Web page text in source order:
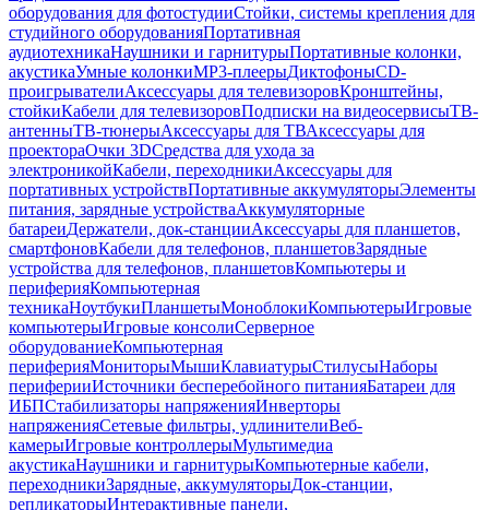
оборудования для фотостудииСтойки, системы крепления для
студийного оборудованияПортативная
аудиотехникаНаушники и гарнитурыПортативные колонки,
акустикаУмные колонкиMP3-плеерыДиктофоныCD-
проигрывателиАксессуары для телевизоровКронштейны,
стойкиКабели для телевизоровПодписки на видеосервисыТВ-
антенныТВ-тюнерыАксессуары для ТВАксессуары для
проектораОчки 3DСредства для ухода за
электроникойКабели, переходникиАксессуары для
портативных устройствПортативные аккумуляторыЭлементы
питания, зарядные устройстваАккумуляторные
батареиДержатели, док-станцииАксессуары для планшетов,
смартфоновКабели для телефонов, планшетовЗарядные
устройства для телефонов, планшетовКомпьютеры и
периферияКомпьютерная
техникаНоутбукиПланшетыМоноблокиКомпьютерыИгровые
компьютерыИгровые консолиСерверное
оборудованиеКомпьютерная
периферияМониторыМышиКлавиатурыСтилусыНаборы
периферииИсточники бесперебойного питанияБатареи для
ИБПСтабилизаторы напряженияИнверторы
напряженияСетевые фильтры, удлинителиВеб-
камерыИгровые контроллерыМультимедиа
акустикаНаушники и гарнитурыКомпьютерные кабели,
переходникиЗарядные, аккумуляторыДок-станции,
репликаторыИнтерактивные панели,